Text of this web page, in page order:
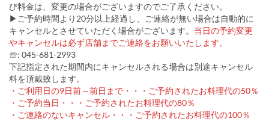
び料金は、変更の場合がございますのでご了承ください。
▶ご予約時間より20分以上経過し、ご連絡が無い場合は自動的に
キャンセルとさせていただく場合がございます。 当日の予約変更
やキャンセルは必ず店舗までご連絡をお願いいたします。
☏: 045-681-2993
下記指定された期間内にキャンセルされる場合は別途キャンセル
料を頂戴致します。
・ご利用日の9日前～前日まで・・・ご予約されたお料理代の50％
・ご予約当日・・・ご予約されたお料理代の80％
・ご連絡のないキャンセル・・・ご予約されたお料理代の100％